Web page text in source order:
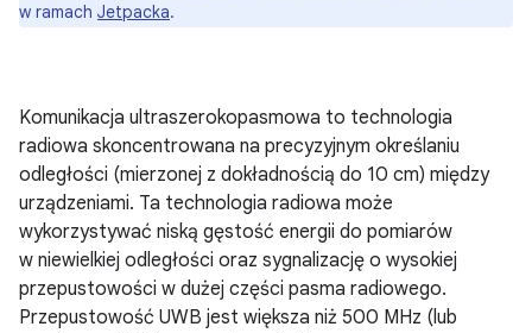
w ramach Jetpacka.
Komunikacja ultraszerokopasmowa to technologia
radiowa skoncentrowana na precyzyjnym określaniu
odległości (mierzonej z dokładnością do 10 cm) między
urządzeniami. Ta technologia radiowa może
wykorzystywać niską gęstość energii do pomiarów
w niewielkiej odległości oraz sygnalizację o wysokiej
przepustowości w dużej części pasma radiowego.
Przepustowość UWB jest większa niż 500 MHz (lub